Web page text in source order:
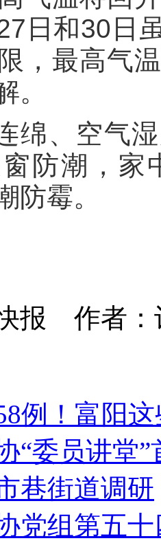
日和30日
，最高气
。
绵、空气
防潮，家
防霉。
报 作者
例！富阳
“委员讲堂
巷街道调研
党组第五